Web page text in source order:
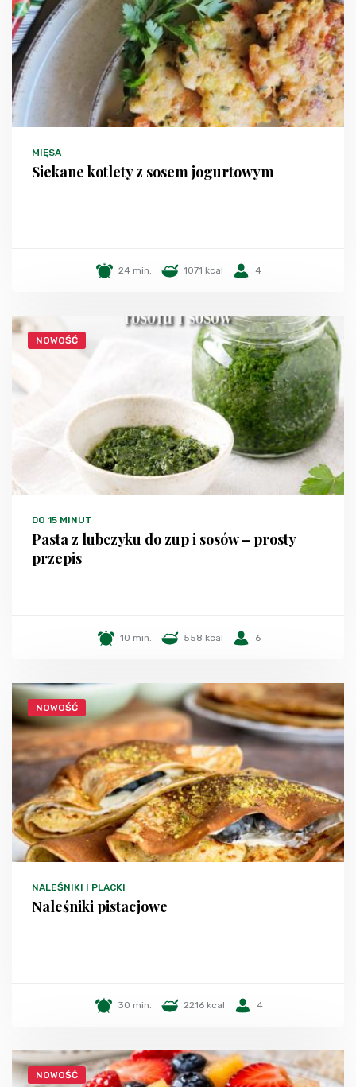
MIĘSA
Siekane kotlety z sosem jogurtowym
24 min. 1071 kcal 4
NOWOŚĆ
DO 15 MINUT
Pasta z lubczyku do zup i sosów – prosty
przepis
10 min. 558 kcal 6
NOWOŚĆ
NALEŚNIKI I PLACKI
Naleśniki pistacjowe
30 min. 2216 kcal 4
NOWOŚĆ